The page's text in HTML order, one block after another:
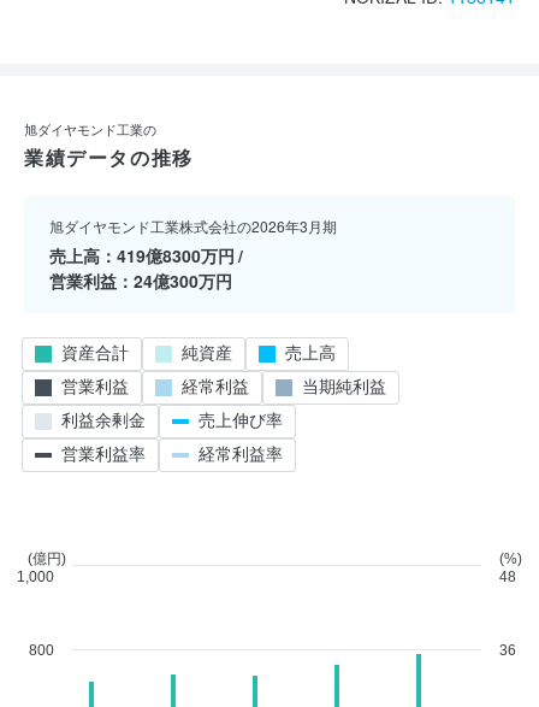
旭ダイヤモンド工業の
業績データの推移
旭ダイヤモンド工業株式会社の2026年3月期
売上高
419億8300万円
営業利益
24億300万円
800
(億円)
1,000
36
(%)
48
資産合計 純資産
売上高
営業利益
経常利益
当期純利益
利益余剰金
売上伸び率
営業利益率
経常利益率